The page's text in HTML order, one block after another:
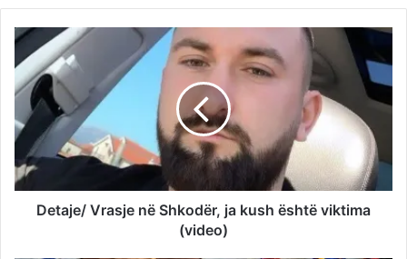
Detaje/ Vrasje në Shkodër, ja kush është viktima
(video)